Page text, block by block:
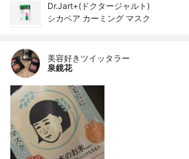
Dr.Jart+(ドクタージャルト)
シカペア カーミング マスク
美容好きツイッタラー
泉鏡花